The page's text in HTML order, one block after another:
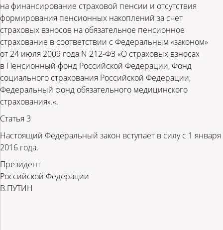
на финансирование страховой пенсии и отсутствия
формирования пенсионных накоплений за счет
страховых взносов на обязательное пенсионное
страхование в соответствии с Федеральным «законом»
от 24 июля 2009 года N 212-ФЗ «О страховых взносах
в Пенсионный фонд Российской Федерации, Фонд
социального страхования Российской Федерации,
Федеральный фонд обязательного медицинского
страхования».«.
Статья 3
Настоящий Федеральный закон вступает в силу с 1 января
2016 года.
Президент
Российской Федерации
В.ПУТИН